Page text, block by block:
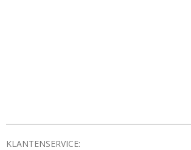
KLANTENSERVICE: